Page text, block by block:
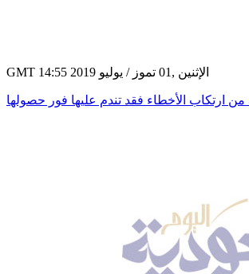
GMT 14:55 2019 الإثنين ,01 تموز / يوليو
ارتكاب الأخطاء فقد تندم عليها فور حصولها